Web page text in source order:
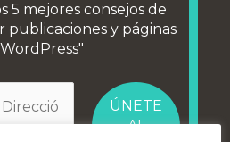
5 mejores consejos de
publicaciones y páginas